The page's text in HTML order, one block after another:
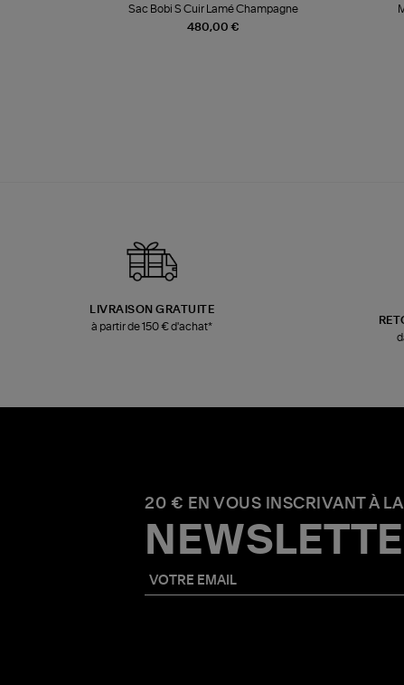
480,00 €
Sac Bobi S Cuir Lamé Champagne
LIVRAISON GRATUITE
à partir de 150 € d'achat*
20 € EN VOUS INSCRIVANT À LA